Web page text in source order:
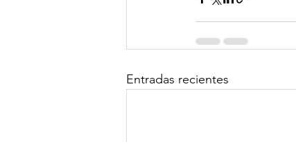
Entradas recientes